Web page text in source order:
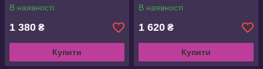
В наявності
1 380 ₴
Купити
В наявності
1 620 ₴
Купити